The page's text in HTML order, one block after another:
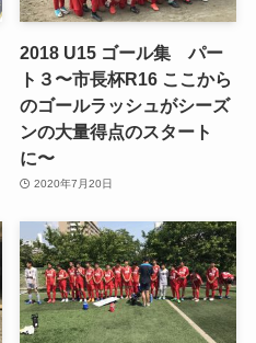
2018 U15 ゴール集 パー
ト３〜市長杯R16 ここから
のゴールラッシュがシーズ
ンの大量得点のスタート
に〜
2020年7月20日